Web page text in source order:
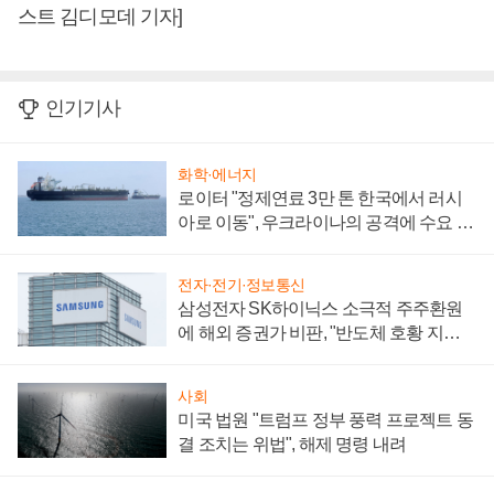
스트 김디모데 기자]
인기기사
화학·에너지
로이터 "정제연료 3만 톤 한국에서 러시
아로 이동", 우크라이나의 공격에 수요 늘
전자·전기·정보통신
삼성전자 SK하이닉스 소극적 주주환원
에 해외 증권가 비판, "반도체 호황 지속
사회
미국 법원 "트럼프 정부 풍력 프로젝트 동
결 조치는 위법", 해제 명령 내려